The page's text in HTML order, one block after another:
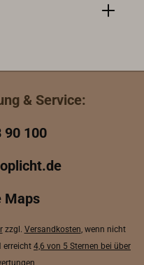
& Service:
90 100
Maps
zzgl. Versandkosten, wenn nicht
erreicht 4,6 von 5 Sternen bei über